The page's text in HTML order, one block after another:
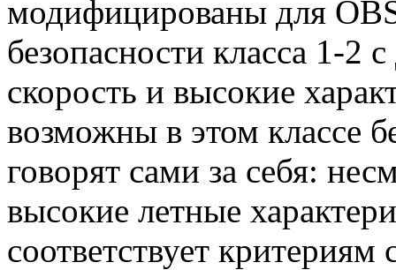
модифицированы для
безопасности класса 1-2
скорость и высокие
возможны в этом классе
говорят сами за себя:
высокие летные
соответствует